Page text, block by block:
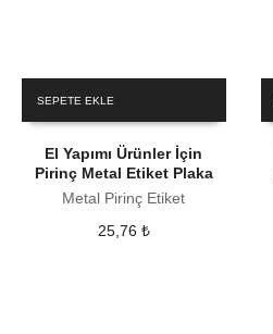
SEPETE EKLE
El Yapımı Ürünler İçin
Pirinç Metal Etiket Plaka
Metal Pirinç Etiket
25,76 ₺